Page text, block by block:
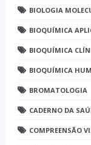
BIOLOGIA
BIOQUÍMICA
BIOQUÍMICA
BIOQUÍMICA
BROMATOLOGIA
CADERNO DA
COMPREENSÃO